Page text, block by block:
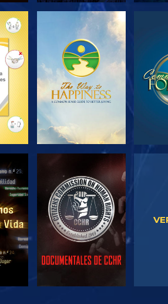
EXPLORA LAS
SERIES
VE